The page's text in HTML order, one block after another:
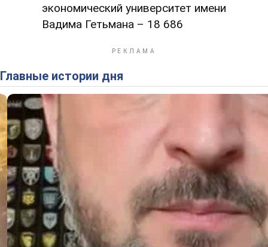
экономический университет имени
Вадима Гетьмана – 18 686
Главные истории дня